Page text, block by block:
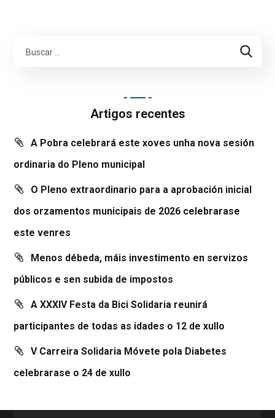
Artigos recentes
A Pobra celebrará este xoves unha nova sesión
ordinaria do Pleno municipal
O Pleno extraordinario para a aprobación inicial
dos orzamentos municipais de 2026 celebrarase
este venres
Menos débeda, máis investimento en servizos
públicos e sen subida de impostos
A XXXIV Festa da Bici Solidaria reunirá
participantes de todas as idades o 12 de xullo
V Carreira Solidaria Móvete pola Diabetes
celebrarase o 24 de xullo